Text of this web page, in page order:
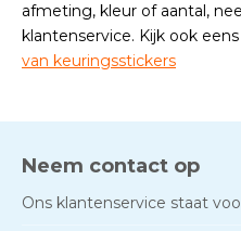
afmeting, kleur of aantal,
klantenservice. Kijk ook
van keuringsstickers
Neem contact op
Ons klantenservice staat